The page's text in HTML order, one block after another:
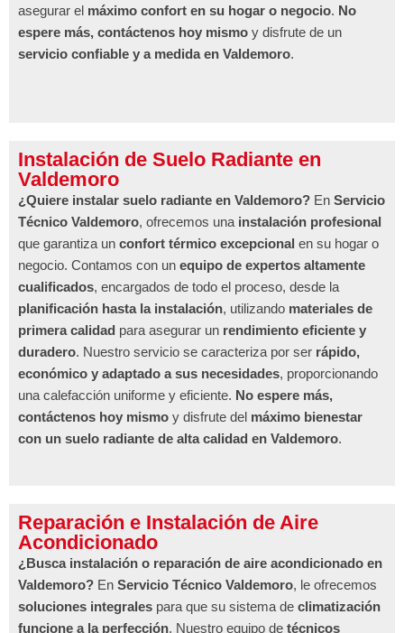
asegurar el máximo confort en su hogar o negocio. No
espere más, contáctenos hoy mismo y disfrute de un
servicio confiable y a medida en Valdemoro.
Instalación de Suelo Radiante en
Valdemoro
¿Quiere instalar suelo radiante en Valdemoro? En Servicio
Técnico Valdemoro, ofrecemos una instalación profesional
que garantiza un confort térmico excepcional en su hogar o
negocio. Contamos con un equipo de expertos altamente
cualificados, encargados de todo el proceso, desde la
planificación hasta la instalación, utilizando materiales de
primera calidad para asegurar un rendimiento eficiente y
duradero. Nuestro servicio se caracteriza por ser rápido,
económico y adaptado a sus necesidades, proporcionando
una calefacción uniforme y eficiente. No espere más,
contáctenos hoy mismo y disfrute del máximo bienestar
con un suelo radiante de alta calidad en Valdemoro.
Reparación e Instalación de Aire
Acondicionado
¿Busca instalación o reparación de aire acondicionado en
Valdemoro? En Servicio Técnico Valdemoro, le ofrecemos
soluciones integrales para que su sistema de climatización
funcione a la perfección. Nuestro equipo de técnicos